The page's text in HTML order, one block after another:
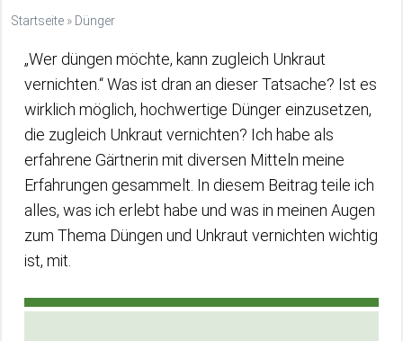
Startseite » Dünger
„Wer düngen möchte, kann zugleich Unkraut
vernichten.“ Was ist dran an dieser Tatsache? Ist es
wirklich möglich, hochwertige Dünger einzusetzen,
die zugleich Unkraut vernichten? Ich habe als
erfahrene Gärtnerin mit diversen Mitteln meine
Erfahrungen gesammelt. In diesem Beitrag teile ich
alles, was ich erlebt habe und was in meinen Augen
zum Thema Düngen und Unkraut vernichten wichtig
ist, mit.